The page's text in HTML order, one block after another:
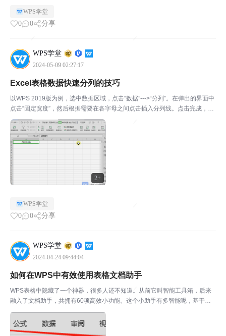
WPS学堂
0 0 分享
WPS学堂
2024-05-09 02:27:17
2+
Excel表格数据快速分列的技巧
以WPS 2019版为例，选中数据区域，点击“数据”--->“分列”。在弹出的界面中
点击“固定宽度”，然后根据需要在各字母之间点击插入分列线。点击完成，即
可快速将数据进行分列。
WPS学堂
0 0 分享
WPS学堂
2024-04-24 09:44:04
如何在WPS中有效使用表格文档助手
WPS表格中隐藏了一个神器，很多人还不知道。从前它叫智能工具箱，后来
融入了文档助手，共拥有60项高效小功能。这个小助手有多智能呢，基于大
数据，把你最常用的一些表格小技巧汇总。从前你需要学习技巧才能掌握的一
些表格功能，以后使用小助手即可一键完成。小声说，文末...